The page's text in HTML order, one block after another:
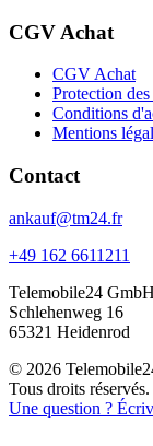
CGV Achat
CGV Achat
Protection
Conditions
Mentions
Contact
ankauf@tm24.fr
+49 162 6611211
Telemobile24 GmbH
Schlehenweg 16
65321 Heidenrod
© 2026
Tous droits réservés.
Une question ?